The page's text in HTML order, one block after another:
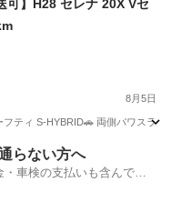
可】H28 セレナ 20X Vセ
8月5日
ティ S-HYBRID🚗 両側パワスラ
らない方へ
・車検の支払いも含んでい